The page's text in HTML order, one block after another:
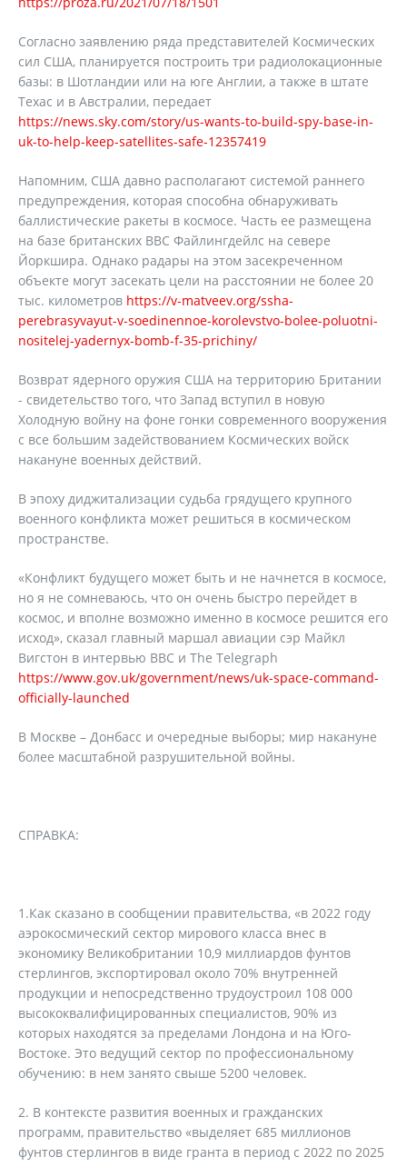
Согласно заявлению ряда представителей Космических
сил США, планируется построить три радиолокационные
базы: в Шотландии или на юге Англии, а также в штате
Техас и в Австралии, передает
https://news.sky.com/story/us-wants-to-build-spy-base-in-
uk-to-help-keep-satellites-safe-12357419
Напомним, США давно располагают системой раннего
предупреждения, которая способна обнаруживать
баллистические ракеты в космосе. Часть ее размещена
на базе британских ВВС Файлингдейлс на севере
Йоркшира. Однако радары на этом засекреченном
объекте могут засекать цели на расстоянии не более 20
тыс. километров https://v-matveev.org/ssha-
perebrasyvayut-v-soedinennoe-korolevstvo-bolee-poluotni-
nositelej-yadernyx-bomb-f-35-prichiny/
Возврат ядерного оружия США на территорию Британии
- свидетельство того, что Запад вступил в новую
Холодную войну на фоне гонки современного вооружения
с все большим задействованием Космических войск
накануне военных действий.
В эпоху диджитализации судьба грядущего крупного
военного конфликта может решиться в космическом
пространстве.
«Конфликт будущего может быть и не начнется в космосе,
но я не сомневаюсь, что он очень быстро перейдет в
космос, и вполне возможно именно в космосе решится его
исход», сказал главный маршал авиации сэр Майкл
Вигстон в интервью ВВС и The Telegraph
https://www.gov.uk/government/news/uk-space-command-
officially-launched
В Москве – Донбасс и очередные выборы; мир накануне
более масштабной разрушительной войны.
СПРАВКА:
1.Как сказано в сообщении правительства, «в 2022 году
аэрокосмический сектор мирового класса внес в
экономику Великобритании 10,9 миллиардов фунтов
стерлингов, экспортировал около 70% внутренней
продукции и непосредственно трудоустроил 108 000
высококвалифицированных специалистов, 90% из
которых находятся за пределами Лондона и на Юго-
Востоке. Это ведущий сектор по профессиональному
обучению: в нем занято свыше 5200 человек.
В контексте развития военных и гражданских
программ, правительство «выделяет 685 миллионов
фунтов стерлингов в виде гранта в период с 2022 по 2025